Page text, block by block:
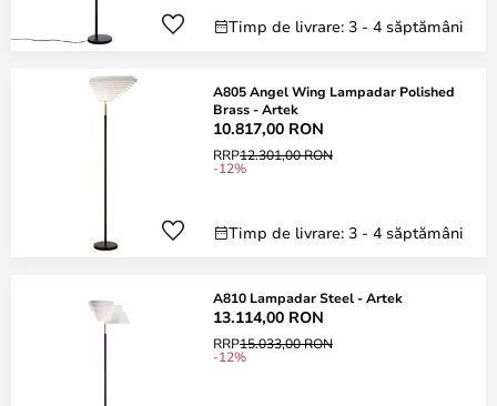
Timp de livrare: 3 - 4 săptămâni
A805 Angel Wing Lampadar Polished
Brass - Artek
10.817,00 RON
RRP12.301,00 RON
-12%
Timp de livrare: 3 - 4 săptămâni
A810 Lampadar Steel - Artek
13.114,00 RON
RRP15.033,00 RON
-12%